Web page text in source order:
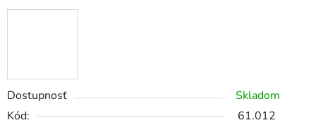
Dostupnosť
Skladom
Kód:
61.012